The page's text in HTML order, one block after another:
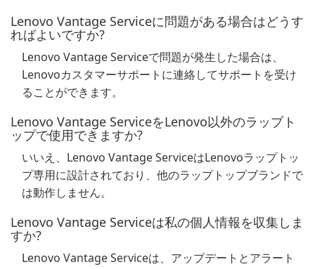
Lenovo Vantage Serviceに問題がある場合はどうす
ればよいですか?
Lenovo Vantage Serviceで問題が発生した場合は、
Lenovoカスタマーサポートに連絡してサポートを受け
ることができます。
Lenovo Vantage ServiceをLenovo以外のラップト
ップで使用できますか?
いいえ、Lenovo Vantage ServiceはLenovoラップトッ
プ専用に設計されており、他のラップトップブランドで
は動作しません。
Lenovo Vantage Serviceは私の個人情報を収集しま
すか?
Lenovo Vantage Serviceは、アップデートとアラート